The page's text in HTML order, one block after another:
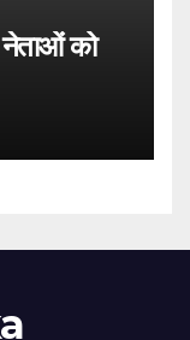
नेताओं को